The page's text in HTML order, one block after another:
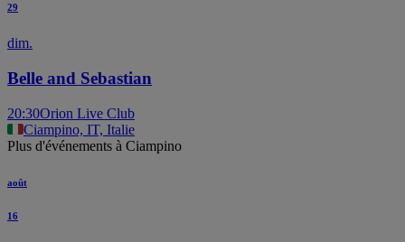
29
dim.
Belle and Sebastian
20:30Orion Live Club
Ciampino, IT, Italie
Plus d'événements à Ciampino
août
16